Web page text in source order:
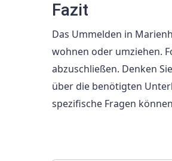
Fazit
Das Ummelden in
wohnen oder umziehen.
abzuschließen. Denken
über die benötigten
spezifische Fragen